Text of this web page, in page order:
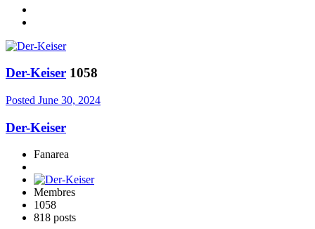
Der-Keiser 1058
Posted June 30, 2024
Der-Keiser
Fanarea
Membres
1058
818 posts